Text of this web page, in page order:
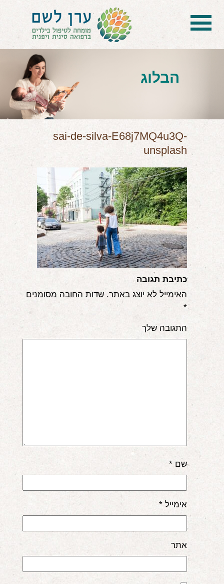
בית
הטיפול
הכל על דיקור סיני ודיקור יפני לילדים
הילד לא מפסיק להיות חולה
בעיות נשימה: קוצר, סטרידור ועוד
קשיים רגשיים, אתגרי התנהגות
בעיות/מחלות נוספות
שאלות ותשובות
הורים ממליצים
במתנה!
הבלוג
sai-de-silva-E68j7MQ4u3Q-
unsplash
כתיבת תגובה
האימייל לא יוצג באתר. שדות החובה מסומנים
*
התגובה שלך
שם *
אימייל *
אתר